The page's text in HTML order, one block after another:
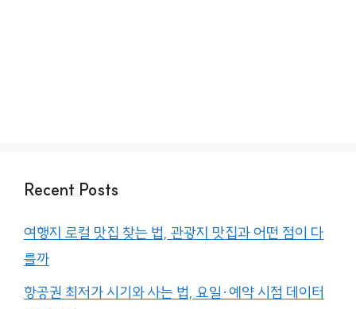
Recent Posts
여행지 로컬 맛집 찾는 법, 관광지 맛집과 어떤 점이 다
를까
항공권 최저가 시기와 사는 법, 요일·예약 시점 데이터